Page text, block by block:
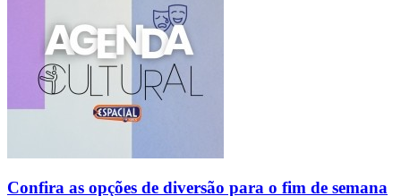
Confira as opções de diversão para o fim de semana